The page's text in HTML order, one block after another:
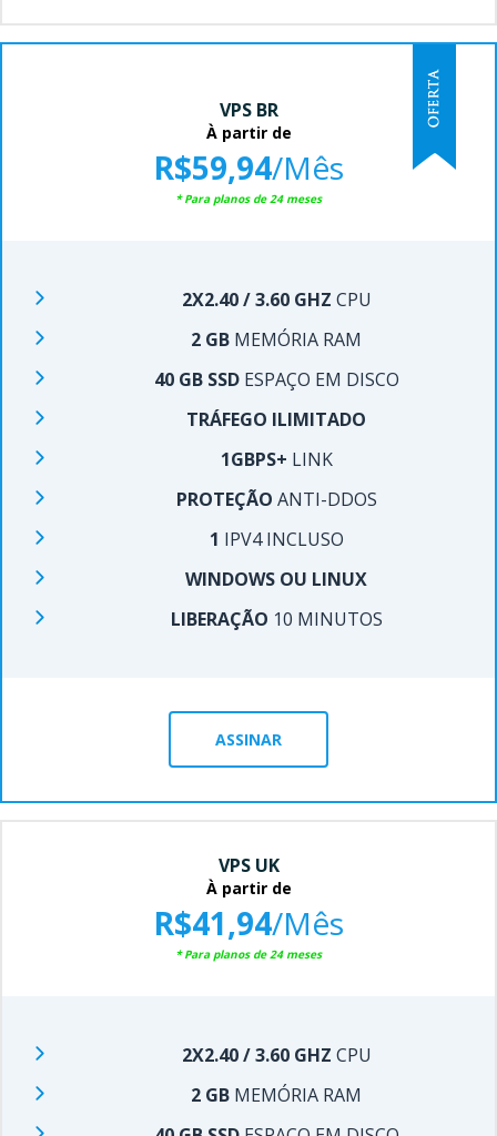
VPS BR
À partir de
R$59,94/Mês
* Para planos de 24 meses
2X2.40 / 3.60 GHZ CPU
2 GB MEMÓRIA RAM
40 GB SSDESPAÇO EM DISCO
TRÁFEGO ILIMITADO
1GBPS+ LINK
PROTEÇÃO ANTI-DDOS
1 IPV4 INCLUSO
WINDOWS OU LINUX
LIBERAÇÃO 10 MINUTOS
ASSINAR
VPS UK
À partir de
R$41,94/Mês
* Para planos de 24 meses
2X2.40 / 3.60 GHZ CPU
2 GB MEMÓRIA RAM